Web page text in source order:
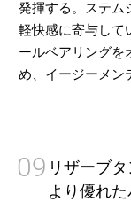
発揮する。ステム
軽快感に寄与して
ールベアリングを
め、イージーメン
09 リザーブ
より優れ